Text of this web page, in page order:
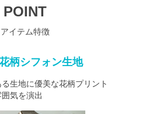
POINT
アイテム特徴
柄シフォン生地
生地に優美な花柄プリント
気を演出